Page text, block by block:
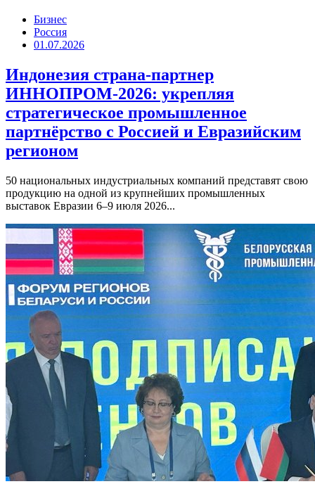
Бизнес
Россия
01.07.2026
Индонезия страна-партнер
ИННОПРОМ-2026: укрепляя
стратегическое промышленное
партнёрство с Россией и Евразийским
регионом
50 национальных индустриальных компаний представят свою
продукцию на одной из крупнейших промышленных
выставок Евразии 6–9 июля 2026...